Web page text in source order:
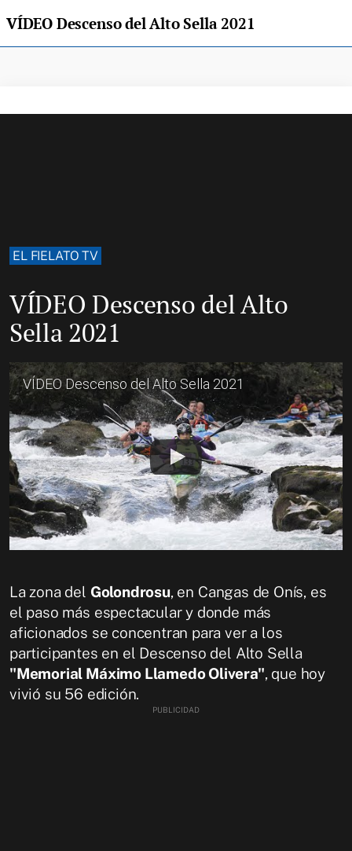
VÍDEO Descenso del Alto Sella 2021
EL FIELATO TV
VÍDEO Descenso del Alto
Sella 2021
VÍDEO Descenso del Alto Sella 2021
La zona del Golondrosu, en Cangas de Onís, es
el paso más espectacular y donde más
aficionados se concentran para ver a los
participantes en el Descenso del Alto Sella
"Memorial Máximo Llamedo Olivera", que hoy
vivió su 56 edición.